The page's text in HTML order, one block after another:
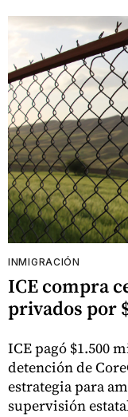
INMIGRACIÓN
ICE compra
privados por
ICE pagó $1.500
detención de
estrategia para
supervisión